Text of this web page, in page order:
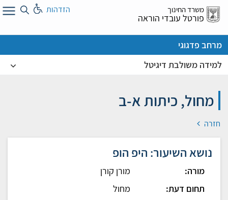
דלג
אל
משרד החינוך
פורטל עובדי הוראה
הזדהות
מרחב פדגוגי
למידה משולבת דיגיטל
מחול, כיתות א-ב
חזרה
נושא השיעור: היפ הופ
מורה:
מורן קורן
תחום דעת:
מחול